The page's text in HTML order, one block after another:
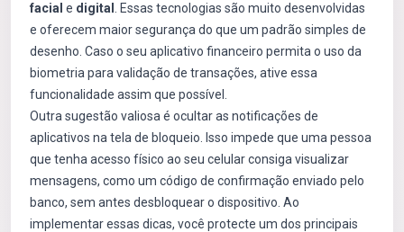
facial e digital
. Essas tecnologias são muito desenvolvidas
e oferecem maior segurança do que um padrão simples de
desenho. Caso o seu aplicativo financeiro permita o uso da
biometria para validação de transações, ative essa
funcionalidade assim que possível.
Outra sugestão valiosa é ocultar as notificações de
aplicativos na tela de bloqueio. Isso impede que uma pessoa
que tenha acesso físico ao seu celular consiga visualizar
mensagens, como um código de confirmação enviado pelo
banco, sem antes desbloquear o dispositivo. Ao
implementar essas dicas, você protecte um dos principais